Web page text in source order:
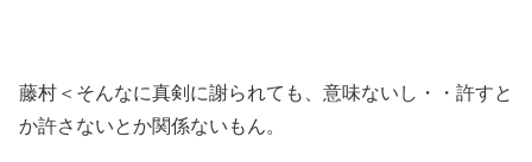
藤村＜そんなに真剣に謝られても、意味ないし・・許すと
か許さないとか関係ないもん。